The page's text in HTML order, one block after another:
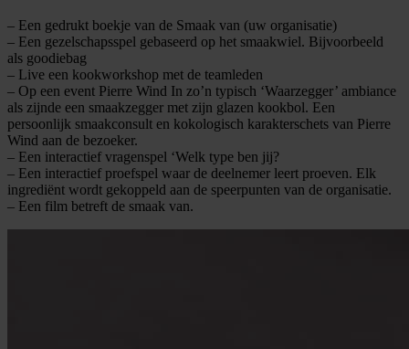
– Een gedrukt boekje van de Smaak van (uw organisatie)
– Een gezelschapsspel gebaseerd op het smaakwiel. Bijvoorbeeld
als goodiebag
– Live een kookworkshop met de teamleden
– Op een event Pierre Wind In zo’n typisch ‘Waarzegger’ ambiance
als zijnde een smaakzegger met zijn glazen kookbol. Een
persoonlijk smaakconsult en kokologisch karakterschets van Pierre
Wind aan de bezoeker.
– Een interactief vragenspel ‘Welk type ben jij?
– Een interactief proefspel waar de deelnemer leert proeven. Elk
ingrediënt wordt gekoppeld aan de speerpunten van de organisatie.
– Een film betreft de smaak van.